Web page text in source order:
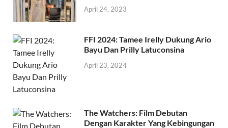
April 24, 2023
FFI 2024: Tamee Irelly Dukung Ario
Bayu Dan Prilly Latuconsina
April 23, 2024
The Watchers: Film Debutan
Dengan Karakter Yang Kebingungan